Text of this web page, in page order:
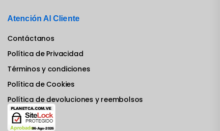
Atención Al Cliente
Contáctanos
Política de Privacidad
Términos y condiciones
Política de Cookies
Política de devoluciones y reembolsos